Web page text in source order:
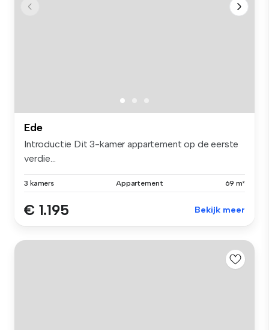
Ede
Introductie Dit 3-kamer appartement op de eerste
verdie...
3 kamers Appartement 69 m²
€ 1.195 Bekijk meer